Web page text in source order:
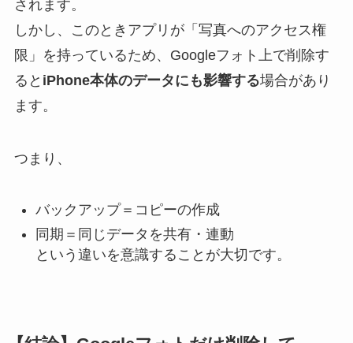
されます。
しかし、このときアプリが「写真へのアクセス権
限」を持っているため、Googleフォト上で削除す
ると iPhone本体のデータにも影響する場合があり
ます。
つまり、
バックアップ＝コピーの作成
同期＝同じデータを共有・連動
という違いを意識することが大切です。